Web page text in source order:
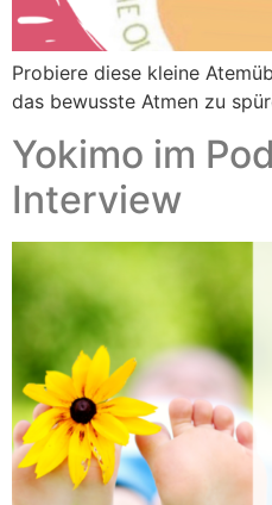
Probiere diese kleine
das bewusste Atmen zu
Yokimo im
Interview